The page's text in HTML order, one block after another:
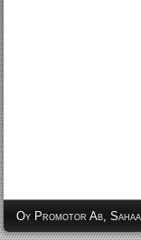
Oy Promotor Ab,